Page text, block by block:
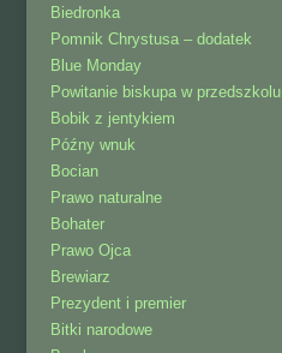
Biedronka
Pomnik Chrystusa – dodatek
Blue Monday
Powitanie biskupa w przedszkolu
Bobik z jentykiem
Późny wnuk
Bocian
Prawo naturalne
Bohater
Prawo Ojca
Brewiarz
Prezydent i premier
Bitki narodowe